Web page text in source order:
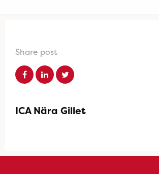
Share post
ICA Nära Gillet